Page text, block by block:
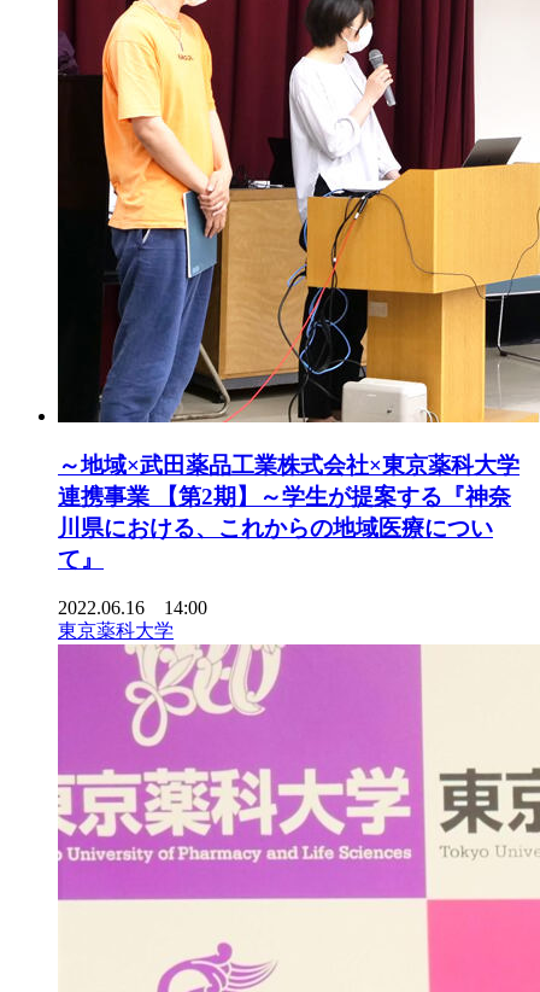
～地域×武田薬品工業株式会社×東京薬科大学
連携事業 【第2期】～学生が提案する『神奈
川県における、これからの地域医療につい
て』
2022.06.16 14:00
東京薬科大学